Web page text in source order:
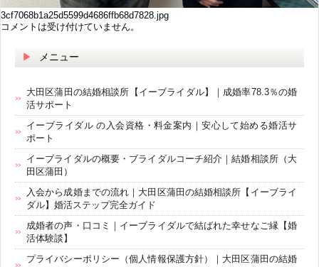
3cf7068b1a25d5599d4686ffb68d7828.jpg
コメントは受け付けていません。
メニュー
大田区蒲田の結婚相談所【イーブライダル】｜成婚率78.3％の婚
活サポート
イーブライダル の入会資格・料金案内｜安心して始める婚活サ
ポート
イーブライダルの概要・ブライダルコーチ紹介｜結婚相談所（大
田区蒲田）
入会から成婚までの流れ｜大田区蒲田の結婚相談所【イーブライ
ダル】婚活ステップ完全ガイド
成婚者の声・口コミ｜イーブライダルで結ばれた幸せなご縁【婚
活体験談】
プライバシーポリシー（個人情報保護方針）｜大田区蒲田の結婚